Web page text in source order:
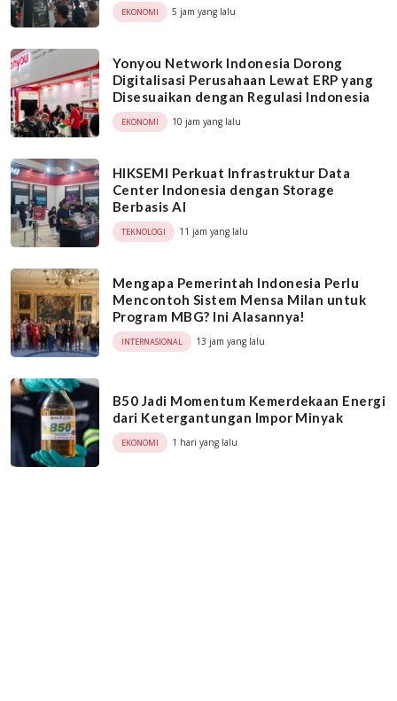
EKONOMI 5 jam yang lalu
Yonyou Network Indonesia Dorong
Digitalisasi Perusahaan Lewat ERP yang
Disesuaikan dengan Regulasi Indonesia
EKONOMI 10 jam yang lalu
HIKSEMI Perkuat Infrastruktur Data
Center Indonesia dengan Storage
Berbasis AI
TEKNOLOGI 11 jam yang lalu
Mengapa Pemerintah Indonesia Perlu
Mencontoh Sistem Mensa Milan untuk
Program MBG? Ini Alasannya!
INTERNASIONAL 13 jam yang lalu
B50 Jadi Momentum Kemerdekaan Energi
dari Ketergantungan Impor Minyak
EKONOMI 1 hari yang lalu